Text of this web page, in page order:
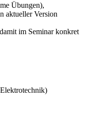
Übungen),
aktueller Version
im Seminar konkret